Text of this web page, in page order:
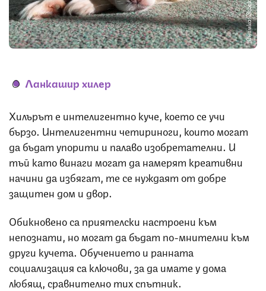
Снимка: iStock
Ланкашир хилер
Хилърът е интелигентно куче, което се учи
бързо. Интелигентни четириноги, които могат
да бъдат упорити и палаво изобретателни. И
тъй като винаги могат да намерят креативни
начини да избягат, те се нуждаят от добре
защитен дом и двор.
Обикновено са приятелски настроени към
непознати, но могат да бъдат по-мнителни към
други кучета. Обучението и ранната
социализация са ключови, за да имате у дома
любящ, сравнително тих спътник.